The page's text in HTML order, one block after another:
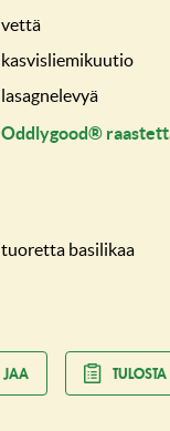
vettä
kasvisliemikuutio
lasagnelevyä
Oddlygood®
tuoretta basilikaa
JAA TULOSTA